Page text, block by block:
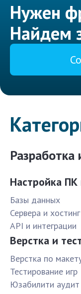
Нужен
Найдем
Разработка
Настройка ПК
Базы данных
Сервера и хостинг
API и интеграции
Верстка и
Верстка по
Тестирование игр
Юзабилити аудит